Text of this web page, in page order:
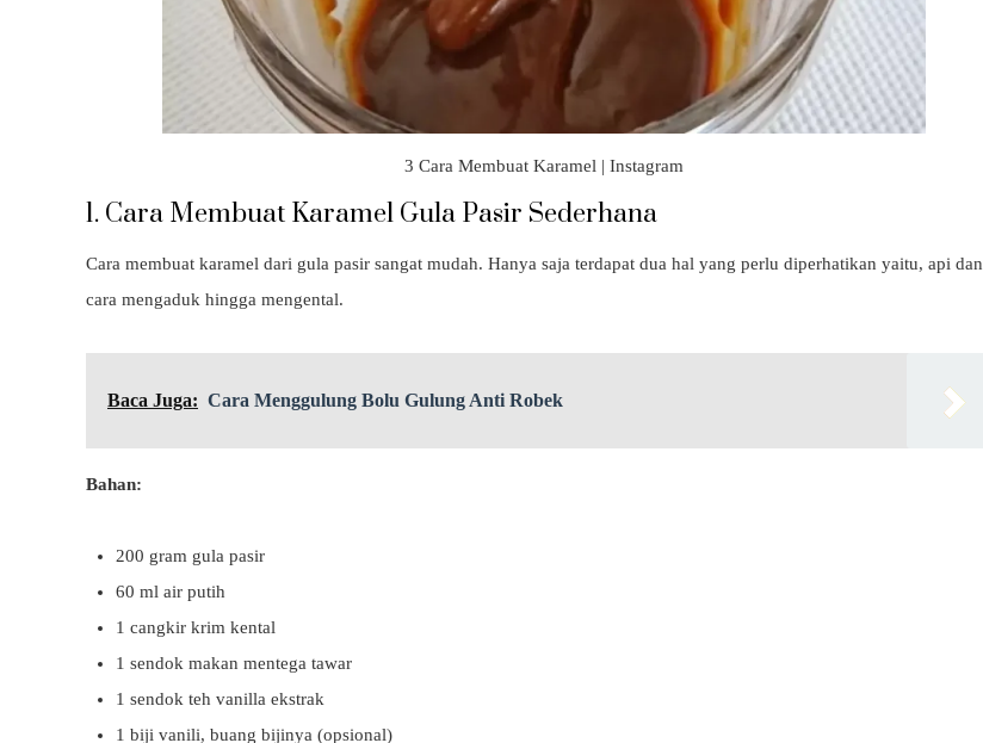
3 Cara Membuat Karamel | Instagram
1. Cara Membuat Karamel Gula Pasir Sederhana
Cara membuat karamel dari gula pasir sangat mudah. Hanya saja terdapat dua hal yang perlu diperhatikan yaitu, api dan
cara mengaduk hingga mengental.
Baca Juga: Cara Menggulung Bolu Gulung Anti Robek
Bahan:
200 gram gula pasir
60 ml air putih
1 cangkir krim kental
1 sendok makan mentega tawar
1 sendok teh vanilla ekstrak
1 biji vanili, buang bijinya (opsional)